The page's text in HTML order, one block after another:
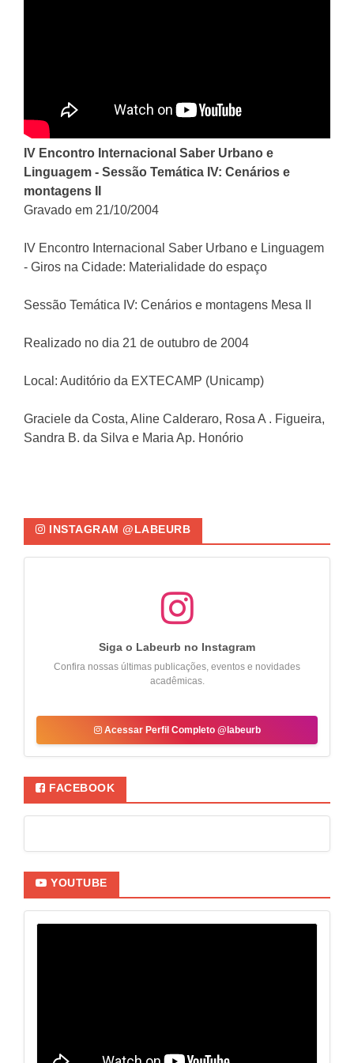
IV Encontro Internacional Saber Urbano e
Linguagem - Sessão Temática IV: Cenários e
montagens II
Gravado em 21/10/2004
IV Encontro Internacional Saber Urbano e Linguagem
- Giros na Cidade: Materialidade do espaço
Sessão Temática IV: Cenários e montagens Mesa II
Realizado no dia 21 de outubro de 2004
Local: Auditório da EXTECAMP (Unicamp)
Graciele da Costa, Aline Calderaro, Rosa A . Figueira,
Sandra B. da Silva e Maria Ap. Honório
INSTAGRAM @LABEURB
Siga o Labeurb no Instagram
Confira nossas últimas publicações, eventos e novidades
acadêmicas.
Acessar Perfil Completo @labeurb
FACEBOOK
YOUTUBE